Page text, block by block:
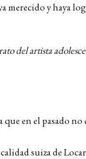
merecido y haya
del artista
en el pasado no
suiza de